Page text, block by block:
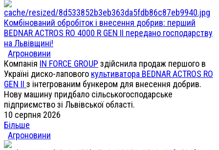
Комбінований обробіток і внесення добрив: перший
BEDNAR ACTROS RO 4000 R GEN II передано господарству
на Львівщині!
Агроновини
Компанія IN FORCE GROUP здійснила продаж першого в
Україні диско-лапового культиватора BEDNAR ACTROS RO
GEN II з інтегрованим бункером для внесення добрив.
Нову машину придбало сільськогосподарське
підприємство зі Львівської області.
10 серпня 2026
Більше
Агроновини